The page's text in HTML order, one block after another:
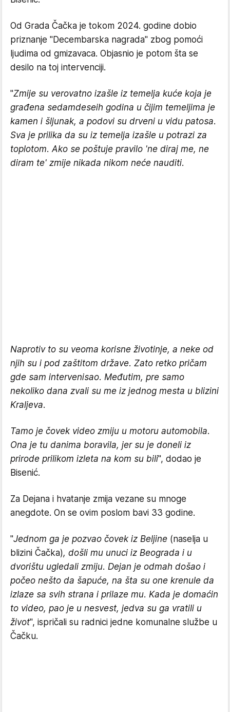
Od Grada Čačka je tokom 2024. godine dobio
priznanje "Decembarska nagrada" zbog pomoći
ljudima od gmizavaca. Objasnio je potom šta se
desilo na toj intervenciji.
"Zmije su verovatno izašle iz temelja kuće koja je
građena sedamdeseih godina u čijim temeljima je
kamen i šljunak, a podovi su drveni u vidu patosa.
Sva je prilika da su iz temelja izašle u potrazi za
toplotom. Ako se poštuje pravilo 'ne diraj me, ne
diram te' zmije nikada nikom neće nauditi.
Naprotiv to su veoma korisne životinje, a neke od
njih su i pod zaštitom države. Zato retko pričam
gde sam intervenisao. Međutim, pre samo
nekoliko dana zvali su me iz jednog mesta u blizini
Kraljeva.
Tamo je čovek video zmiju u motoru automobila.
Ona je tu danima boravila, jer su je doneli iz
prirode prilikom izleta na kom su bili", dodao je
Bisenić.
Za Dejana i hvatanje zmija vezane su mnoge
anegdote. On se ovim poslom bavi 33 godine.
"Jednom ga je pozvao čovek iz Beljine (naselja u
blizini Čačka), došli mu unuci iz Beograda i u
dvorištu ugledali zmiju. Dejan je odmah došao i
počeo nešto da šapuće, na šta su one krenule da
izlaze sa svih strana i prilaze mu. Kada je domaćin
to video, pao je u nesvest, jedva su ga vratili u
život", ispričali su radnici jedne komunalne službe u
Čačku.